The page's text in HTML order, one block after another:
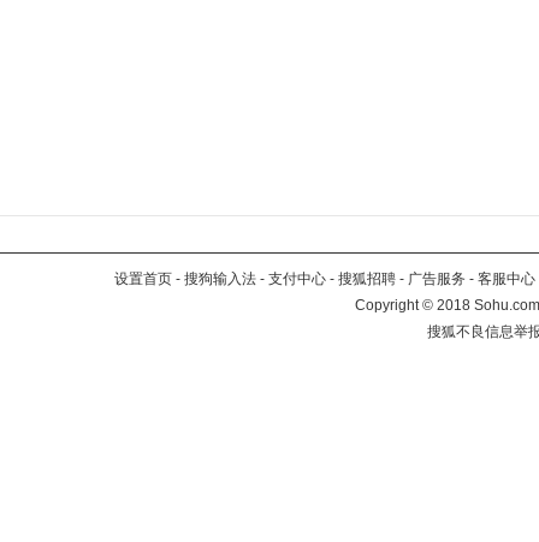
设置首页 - 搜狗输入法 - 支付中心 - 搜狐招聘 - 广告服务 - 客服中心
Copyright©2018
搜狐不良信息举